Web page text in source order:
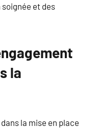
et des
la
la mise en place